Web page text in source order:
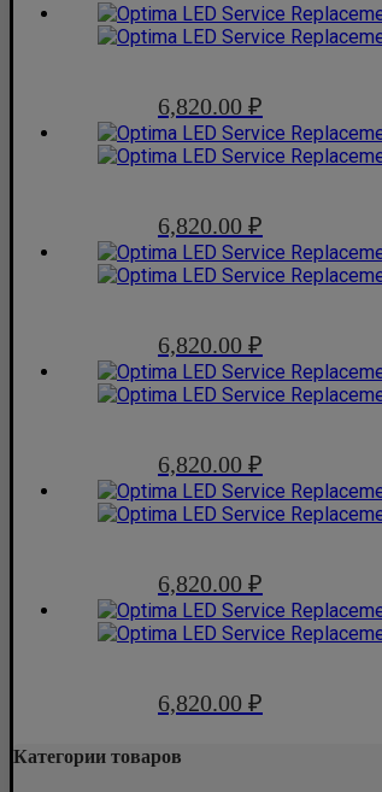
6,820.00 ₽
6,820.00 ₽
6,820.00 ₽
6,820.00 ₽
6,820.00 ₽
6,820.00 ₽
Категории товаров